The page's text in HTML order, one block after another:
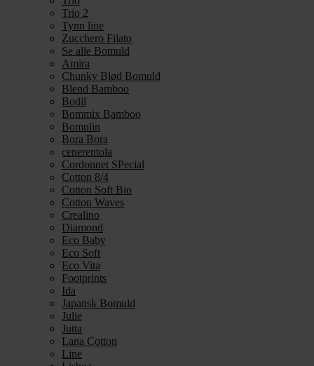
Trio 2
Tynn line
Zucchero Filato
Se alle Bomuld
Amira
Chunky Blød Bomuld
Blend Bamboo
Bodil
Bommix Bamboo
Bomulin
Bora Bora
cenerentola
Cordonnet SPecial
Cotton 8/4
Cotton Soft Bio
Cotton Waves
Crealino
Diamond
Eco Baby
Eco Soft
Eco Vita
Footprints
Ida
Japansk Bomuld
Julie
Jutta
Lana Cotton
Line